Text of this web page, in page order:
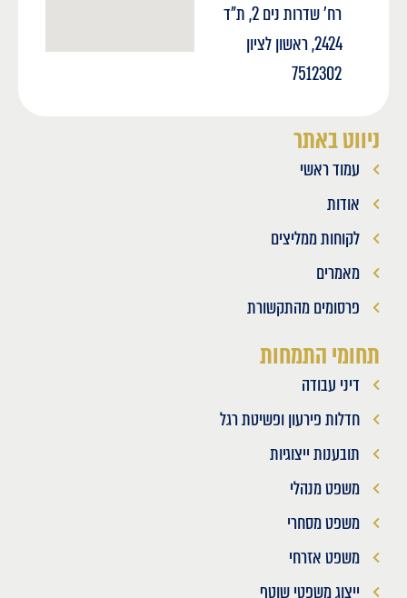
ניווט באתר
עמוד ראשי
אודות
לקוחות ממליצים
מאמרים
פרסומים מהתקשורת
תחומי התמחות
דיני עבודה
חדלות פירעון ופשיטת רגל
תובענות ייצוגיות
משפט מנהלי
משפט מסחרי
משפט אזרחי
ייצוג משפטי שוטף
רח' שדרות נים 2, ת"ד
2424, ראשון לציון
7512302